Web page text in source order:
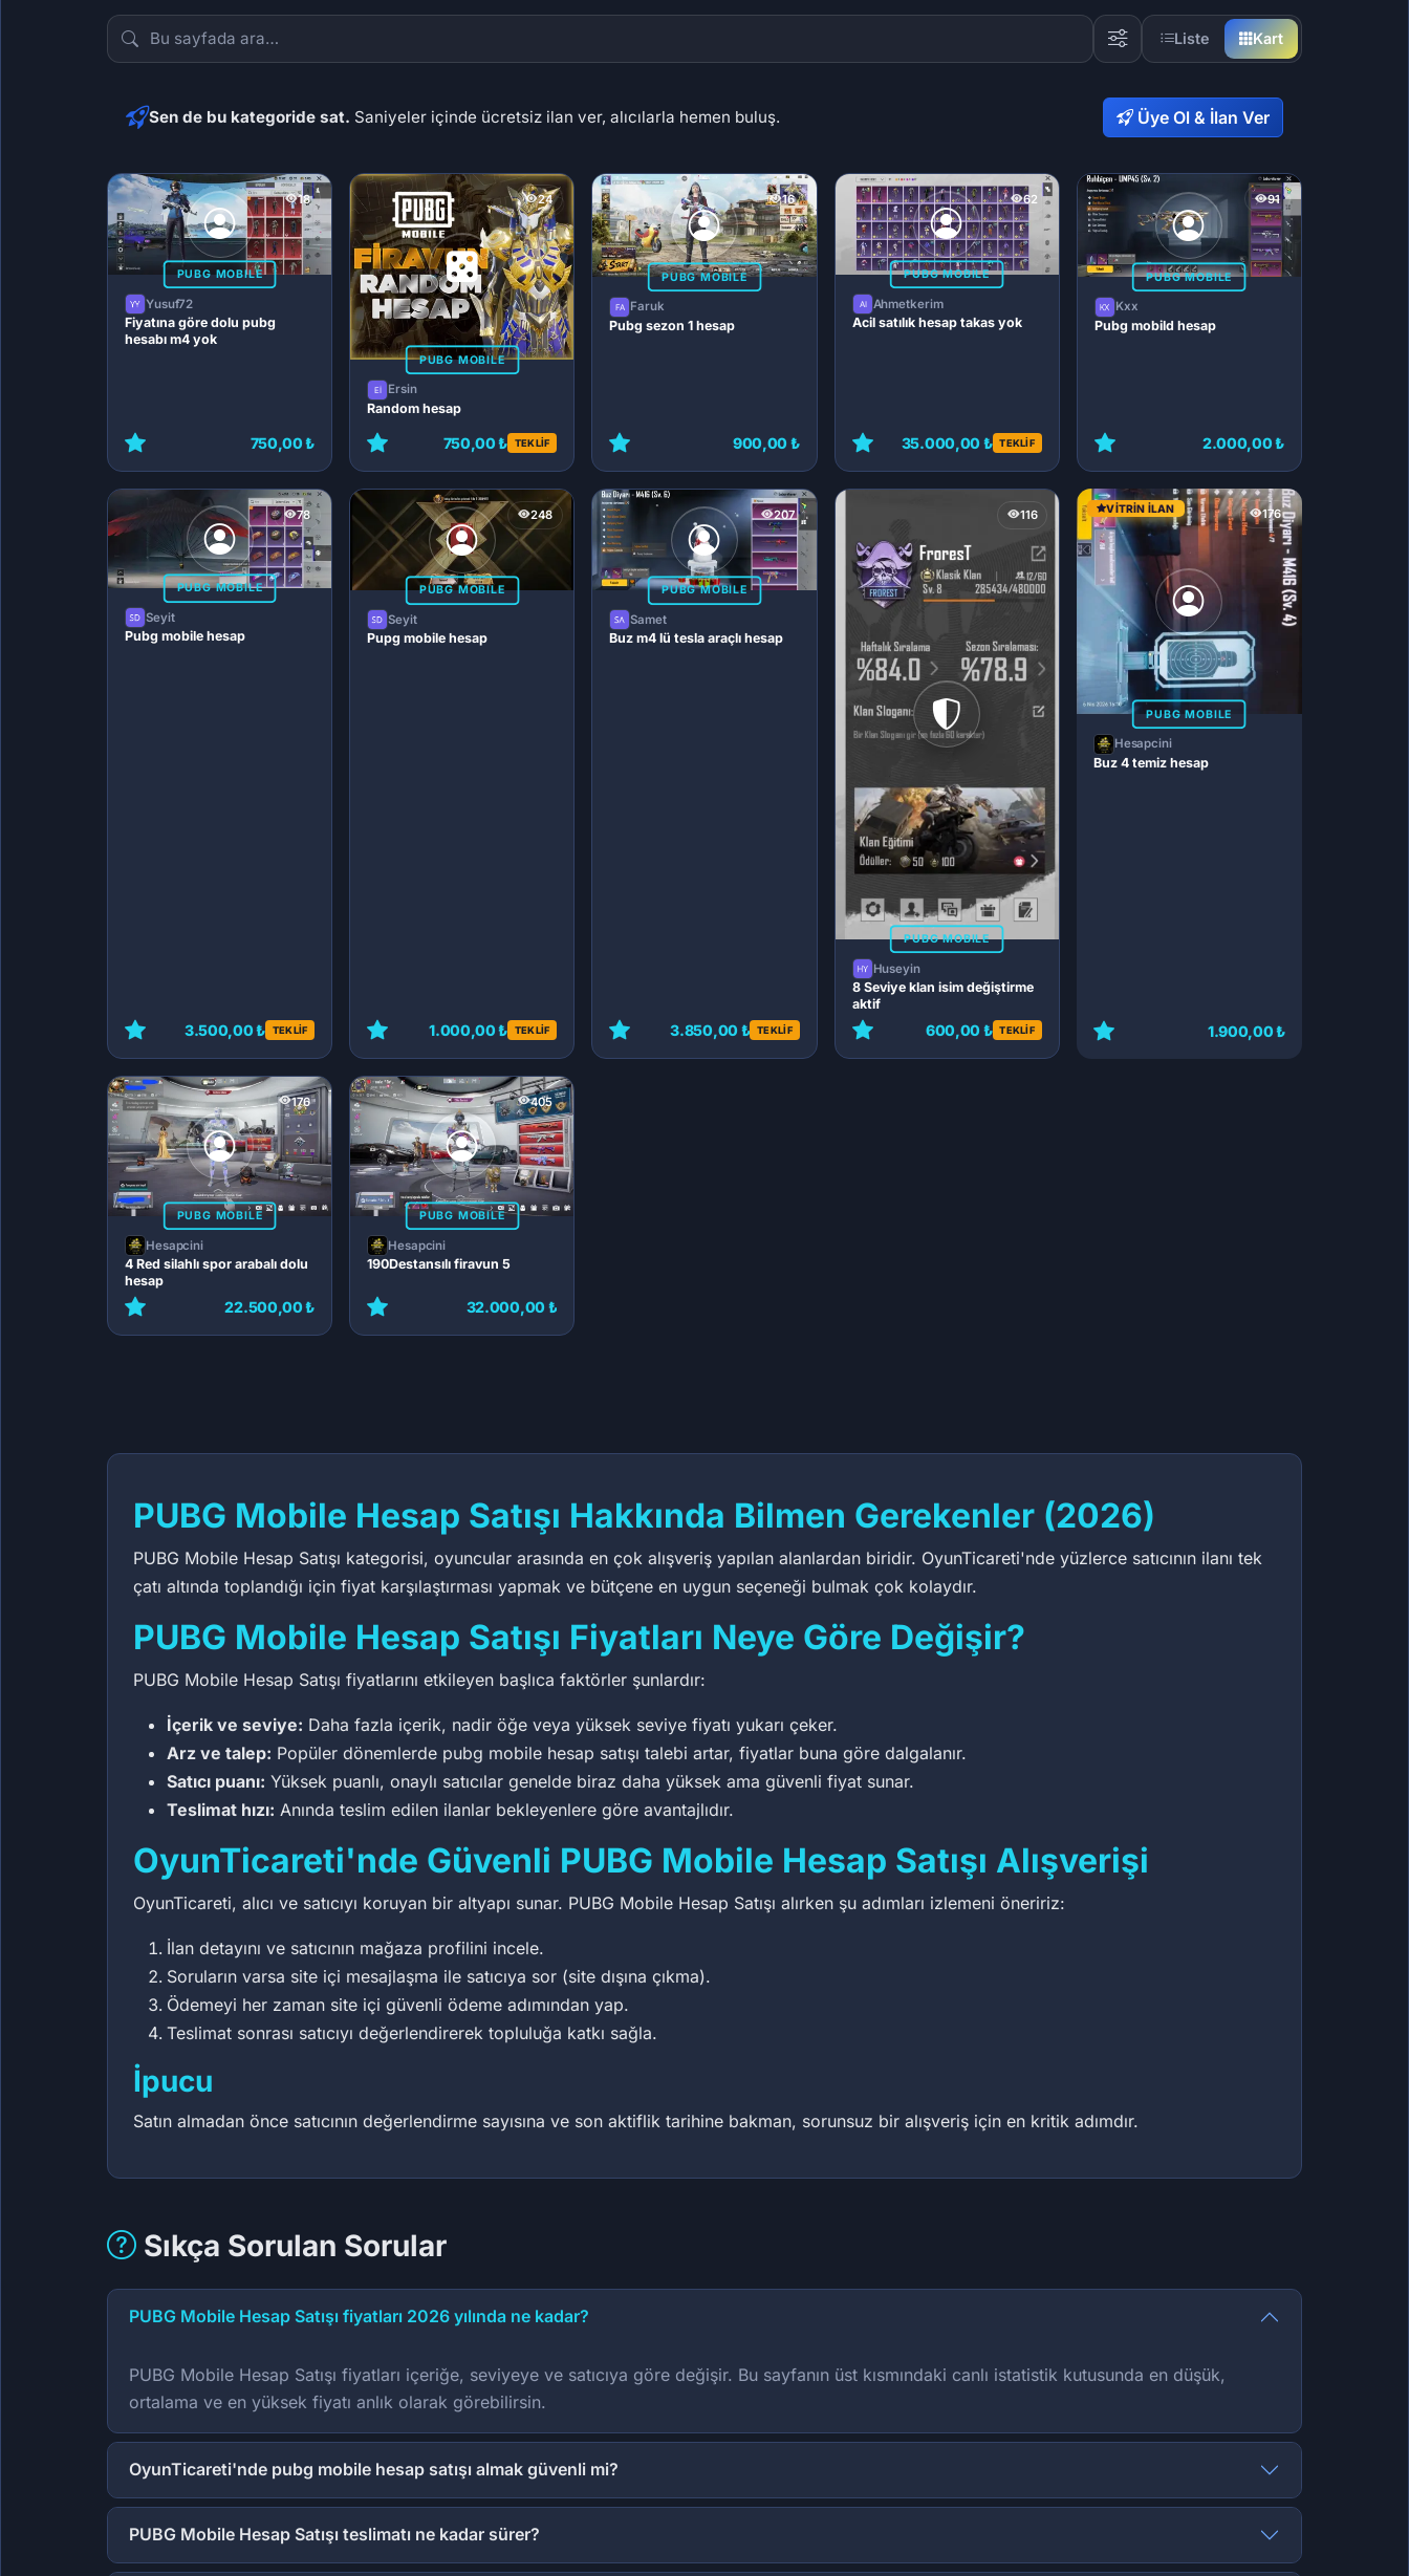
Liste Kart
Sen de bu kategoride sat. Saniyeler içinde ücretsiz ilan ver, alıcılarla hemen buluş. Üye Ol & İlan Ver
18
PUBG MOBILE
Yusuf72
Fiyatına göre dolu pubg
hesabı m4 yok
750,00 ₺
24
PUBG MOBILE
Ersin
Random hesap
750,00 ₺ TEKLİF
16
PUBG MOBILE
Faruk
Pubg sezon 1 hesap
900,00 ₺
62
PUBG MOBILE
Ahmetkerim
Acil satılık hesap takas yok
35.000,00 ₺ TEKLİF
91
PUBG MOBILE
Kxx
Pubg mobild hesap
2.000,00 ₺
78
PUBG MOBILE
Seyit
Pubg mobile hesap
3.500,00 ₺ TEKLİF
248
PUBG MOBILE
Seyit
Pupg mobile hesap
1.000,00 ₺ TEKLİF
207
PUBG MOBILE
Samet
Buz m4 lü tesla araçlı hesap
3.850,00 ₺ TEKLİF
116
PUBG MOBILE
Huseyin
8 Seviye klan isim değiştirme
aktif
600,00 ₺ TEKLİF
176
VITRIN İLAN
PUBG MOBILE
Hesapcini
Buz 4 temiz hesap
1.900,00 ₺
176
PUBG MOBILE
Hesapcini
4 Red silahlı spor arabalı dolu
hesap
22.500,00 ₺
405
PUBG MOBILE
Hesapcini
190Destansılı firavun 5
32.000,00 ₺
230,90 ₺ 46,18 ₺
PUBG Mobile Hesap Satışı Hakkında Bilmen Gerekenler (2026)
PUBG Mobile Hesap Satışı kategorisi, oyuncular arasında en çok alışveriş yapılan alanlardan biridir. OyunTicareti'nde yüzlerce satıcının ilanı tek
çatı altında toplandığı için fiyat karşılaştırması yapmak ve bütçene en uygun seçeneği bulmak çok kolaydır.
PUBG Mobile Hesap Satışı Fiyatları Neye Göre Değişir?
PUBG Mobile Hesap Satışı fiyatlarını etkileyen başlıca faktörler şunlardır:
İçerik ve seviye: Daha fazla içerik, nadir öğe veya yüksek seviye fiyatı yukarı çeker.
Arz ve talep: Popüler dönemlerde pubg mobile hesap satışı talebi artar, fiyatlar buna göre dalgalanır.
Satıcı puanı: Yüksek puanlı, onaylı satıcılar genelde biraz daha yüksek ama güvenli fiyat sunar.
Teslimat hızı: Anında teslim edilen ilanlar bekleyenlere göre avantajlıdır.
OyunTicareti'nde Güvenli PUBG Mobile Hesap Satışı Alışverişi
OyunTicareti, alıcı ve satıcıyı koruyan bir altyapı sunar. PUBG Mobile Hesap Satışı alırken şu adımları izlemeni öneririz:
İlan detayını ve satıcının mağaza profilini incele.
Soruların varsa site içi mesajlaşma ile satıcıya sor (site dışına çıkma).
Ödemeyi her zaman site içi güvenli ödeme adımından yap.
Teslimat sonrası satıcıyı değerlendirerek topluluğa katkı sağla.
İpucu
Satın almadan önce satıcının değerlendirme sayısına ve son aktiflik tarihine bakman, sorunsuz bir alışveriş için en kritik adımdır.
Sıkça Sorulan Sorular
PUBG Mobile Hesap Satışı fiyatları 2026 yılında ne kadar?
PUBG Mobile Hesap Satışı fiyatları içeriğe, seviyeye ve satıcıya göre değişir. Bu sayfanın üst kısmındaki canlı istatistik kutusunda en düşük,
ortalama ve en yüksek fiyatı anlık olarak görebilirsin.
OyunTicareti'nde pubg mobile hesap satışı almak güvenli mi?
PUBG Mobile Hesap Satışı teslimatı ne kadar sürer?